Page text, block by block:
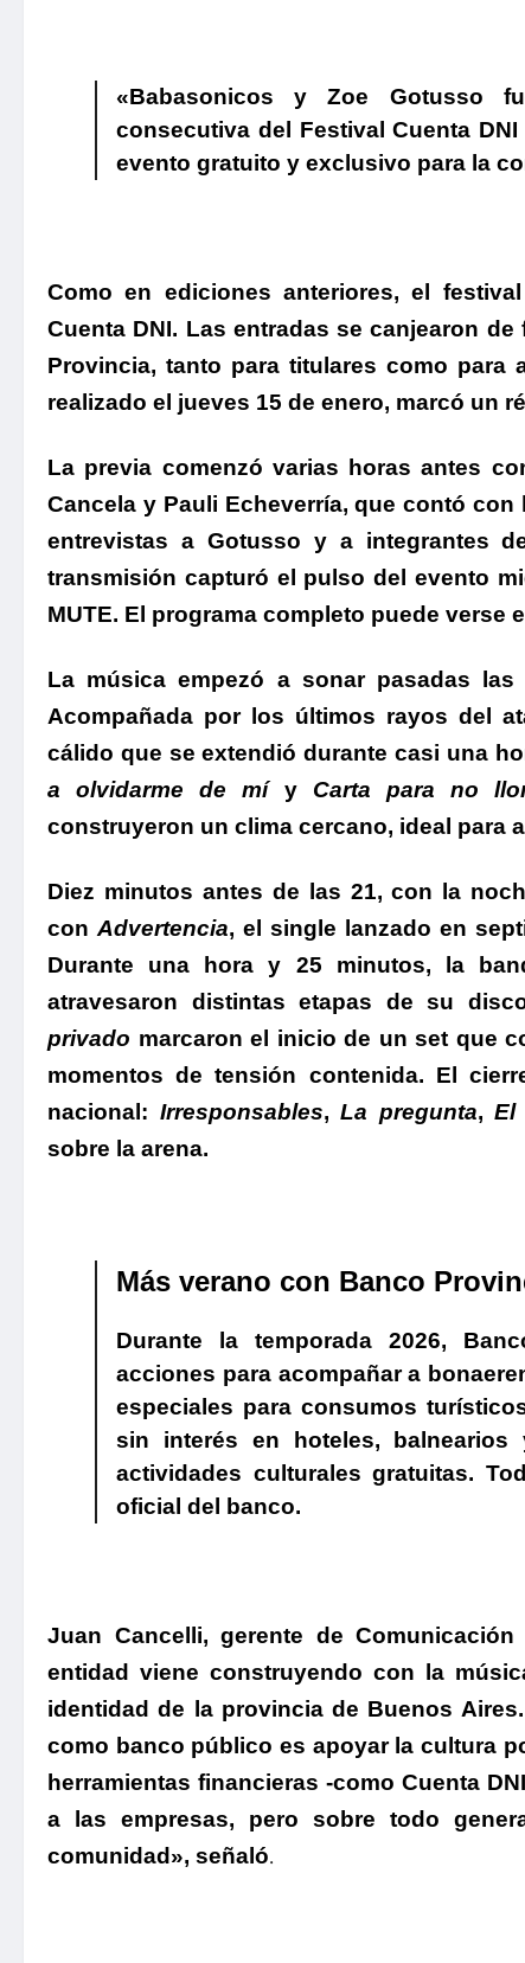
«Babasonicos y Zoe Gotusso
consecutiva del Festival Cuenta
evento gratuito y exclusivo para la
Como en ediciones anteriores, el
Cuenta DNI. Las entradas se canjearon
Provincia, tanto para titulares como para
realizado el jueves 15 de enero, marcó un
La previa comenzó varias horas antes
Cancela y Pauli Echeverría, que contó con
entrevistas a Gotusso y a integrantes
transmisión capturó el pulso del evento
MUTE. El programa completo puede verse
La música empezó a sonar pasadas
Acompañada por los últimos rayos del
cálido que se extendió durante casi una
a olvidarme de míy Carta para no
construyeron un clima cercano, ideal para
Diez minutos antes de las 21, con la
conAdvertencia, el single lanzado en
Durante una hora y 25 minutos, la
atravesaron distintas etapas de su
privado marcaron el inicio de un set que
momentos de tensión contenida. El
nacional: Irresponsables,La pregunta,El
sobre la arena.
Más verano con Banco
Durante la temporada 2026,
acciones para acompañar a
especiales para consumos
sin interés en hoteles, balnearios
actividades culturales gratuitas.
oficial del banco.
Juan Cancelli, gerente de
entidad viene construyendo con la
identidad de la provincia de Buenos
como banco público es apoyar la cultura
herramientas financieras -como Cuenta
a las empresas, pero sobre todo
comunidad», señaló.